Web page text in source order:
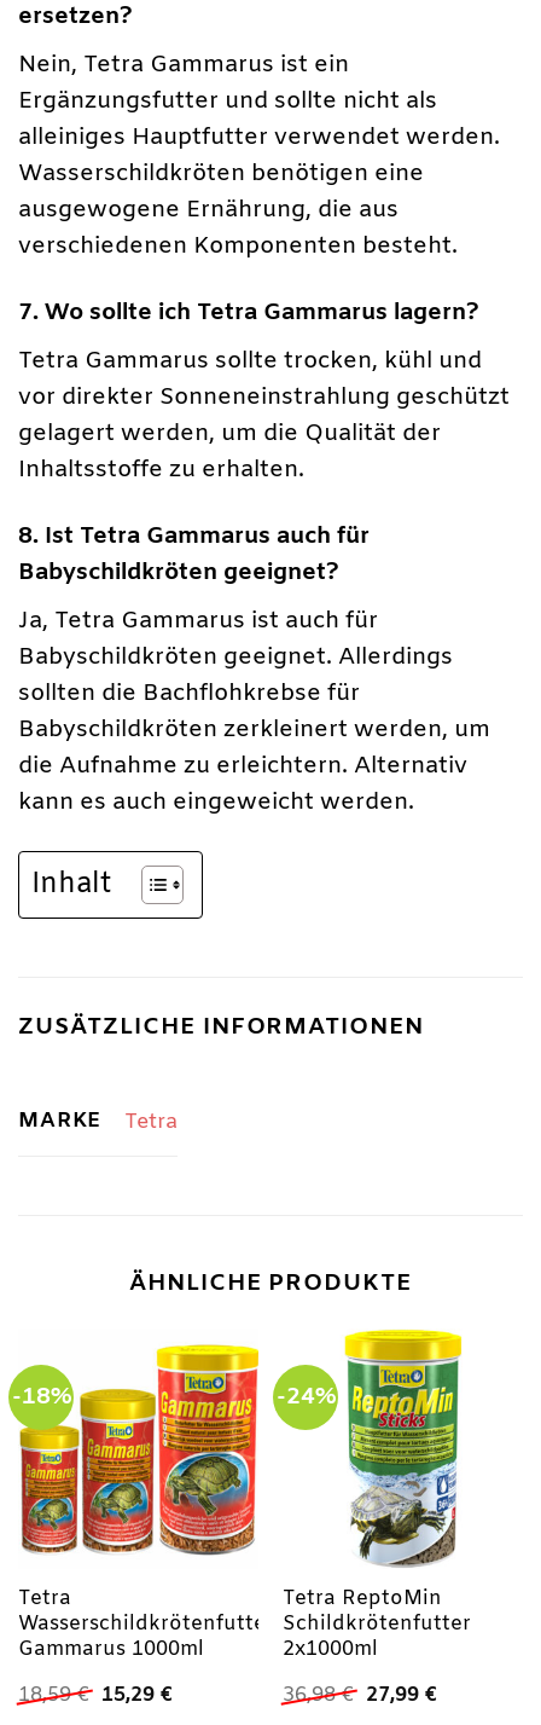
ersetzen?
Nein, Tetra Gammarus ist ein
Ergänzungsfutter und sollte nicht als
alleiniges Hauptfutter verwendet werden.
Wasserschildkröten benötigen eine
ausgewogene Ernährung, die aus
verschiedenen Komponenten besteht.
7. Wo sollte ich Tetra Gammarus lagern?
Tetra Gammarus sollte trocken, kühl und
vor direkter Sonneneinstrahlung geschützt
gelagert werden, um die Qualität der
Inhaltsstoffe zu erhalten.
8. Ist Tetra Gammarus auch für
Babyschildkröten geeignet?
Ja, Tetra Gammarus ist auch für
Babyschildkröten geeignet. Allerdings
sollten die Bachflohkrebse für
Babyschildkröten zerkleinert werden, um
die Aufnahme zu erleichtern. Alternativ
kann es auch eingeweicht werden.
Inhalt
ZUSÄTZLICHE INFORMATIONEN
MARKE Tetra
ÄHNLICHE PRODUKTE
-18%
Tetra
Wasserschildkrötenfutter
Gammarus 1000ml
18,59€ Ursprünglicher
15,29 €Aktueller
-24%
Tetra ReptoMin
Schildkrötenfutter
2x1000ml
36,98€ Ursprünglicher
27,99 €Aktueller